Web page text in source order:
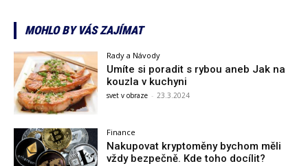
MOHLO BY VÁS ZAJÍMAT
Rady a Návody
Umíte si poradit s rybou aneb Jak na
kouzla v kuchyni
svet v obraze - 23.3.2024
Finance
Nakupovat kryptoměny bychom měli
vždy bezpečně. Kde toho docílit?